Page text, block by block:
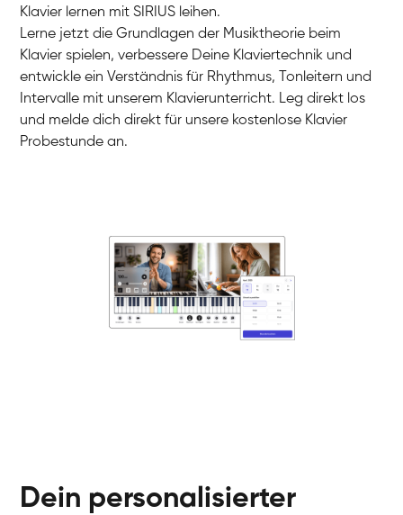
Klavier / Piano / Flügel
Klavier / Piano / Flügel
Klavier lernen mit SIRIUS leihen.
Lerne jetzt die Grundlagen der Musiktheorie beim
Klavier spielen, verbessere Deine Klaviertechnik und
entwickle ein Verständnis für Rhythmus, Tonleitern und
Intervalle mit unserem Klavierunterricht. Leg direkt los
und melde dich direkt für unsere kostenlose Klavier
Probestunde an.
Dein personalisierter